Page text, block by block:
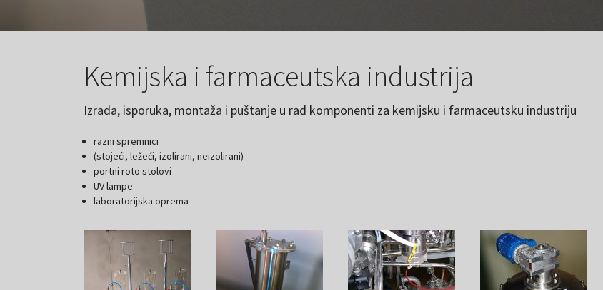
Kemijska i farmaceutska industrija
Izrada, isporuka, montaža i puštanje u rad komponenti za kemijsku i farmaceutsku industriju
razni spremnici
(stojeći, ležeći, izolirani, neizolirani)
portni roto stolovi
UV lampe
laboratorijska oprema